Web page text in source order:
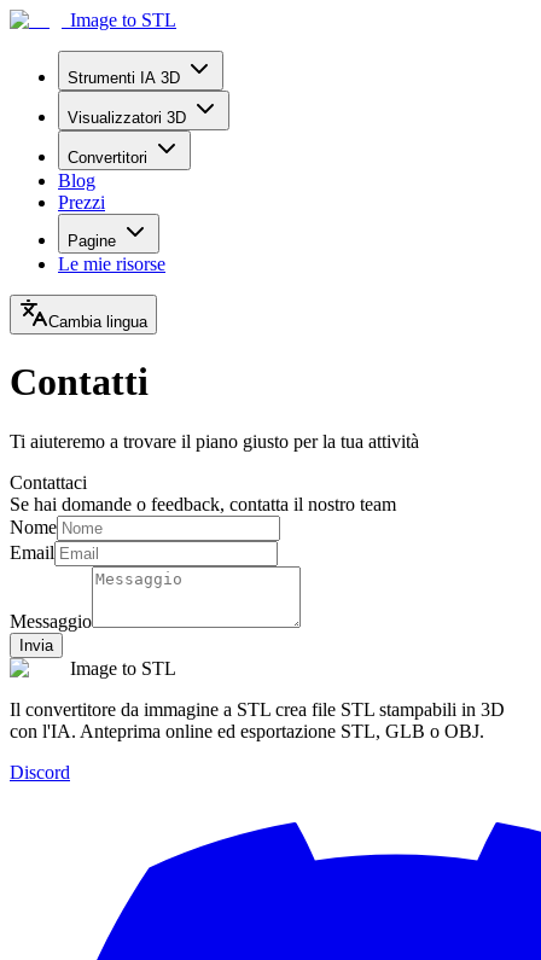
Image to STL
Strumenti IA 3D
Visualizzatori 3D
Convertitori
Blog
Prezzi
Pagine
Le mie risorse
Cambia lingua
Contatti
Ti aiuteremo a trovare il piano giusto per la tua attività
Contattaci
Se hai domande o feedback, contatta il nostro team
Nome
Email
Messaggio
Invia
Image to STL
Il convertitore da immagine a STL crea file STL stampabili in 3D
con l'IA. Anteprima online ed esportazione STL, GLB o OBJ.
Discord